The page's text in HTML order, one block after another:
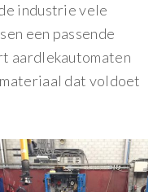
industrie vele
een passende
aardlekautomaten
dat voldoet